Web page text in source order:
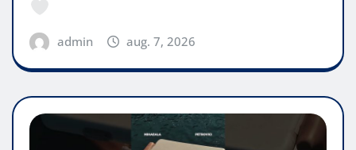
admin aug. 7, 2026